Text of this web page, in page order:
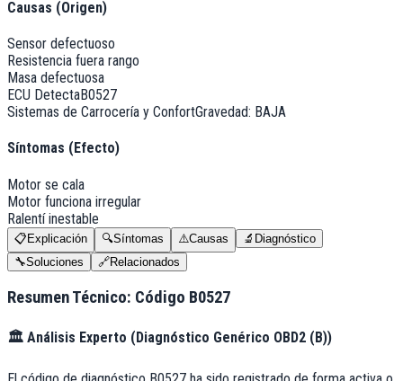
Causas (Origen)
Sensor defectuoso
Resistencia fuera rango
Masa defectuosa
ECU DetectaB0527
Sistemas de Carrocería y ConfortGravedad: BAJA
Síntomas (Efecto)
Motor se cala
Motor funciona irregular
Ralentí inestable
📋 Explicación 🔍Síntomas ⚠️Causas 🔬 Diagnóstico
🔧Soluciones 🔗Relacionados
Resumen Técnico: Código B0527
🏛️ Análisis Experto (Diagnóstico Genérico OBD2 (B))